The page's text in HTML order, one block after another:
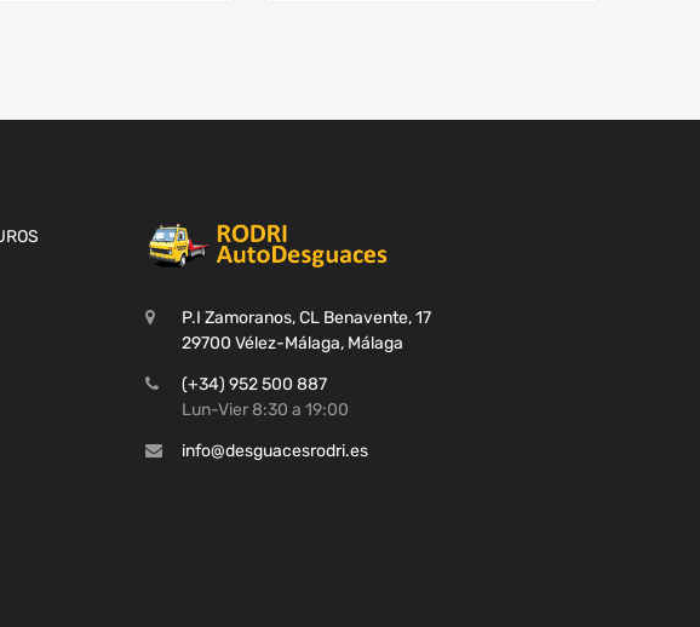
P.I Zamoranos, CL Benavente, 17
29700 Vélez-Málaga, Málaga
(+34) 952 500 887
Lun-Vier 8:30 a 19:00
info@desguacesrodri.es